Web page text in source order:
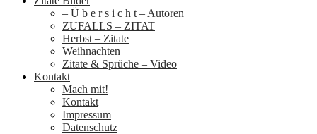
– Ü b e r s i c h t – Autoren
ZUFALLS – ZITAT
Herbst – Zitate
Weihnachten
Zitate & Sprüche – Video
Kontakt
Mach mit!
Kontakt
Impressum
Datenschutz